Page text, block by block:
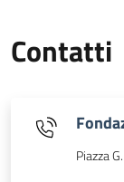
Contatti
Piazza